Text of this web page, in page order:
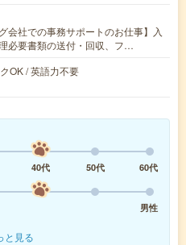
会社での事務サポートのお仕事】入
必要書類の送付・回収、フ…
OK / 英語力不要
40代 50代
60代
男性
と見る